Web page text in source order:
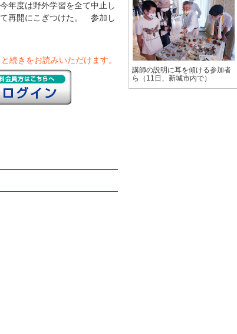
年度は野外学習を全て中止し
再開にこぎつけた。 参加し
続きをお読みいただけます。
講師の説明に耳を傾ける参加者
ら（11日、新城市内で）